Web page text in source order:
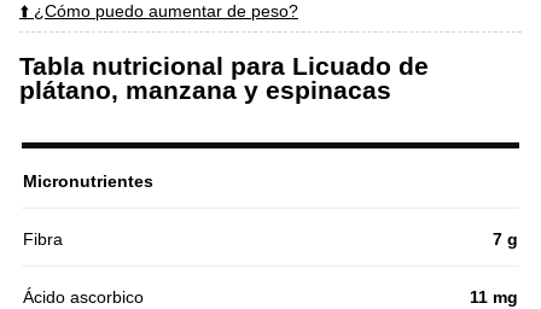
⬆️ ¿Cómo puedo aumentar de peso?
Tabla nutricional para Licuado de
plátano, manzana y espinacas
Micronutrientes
Fibra 7 g
Ácido ascorbico 11 mg